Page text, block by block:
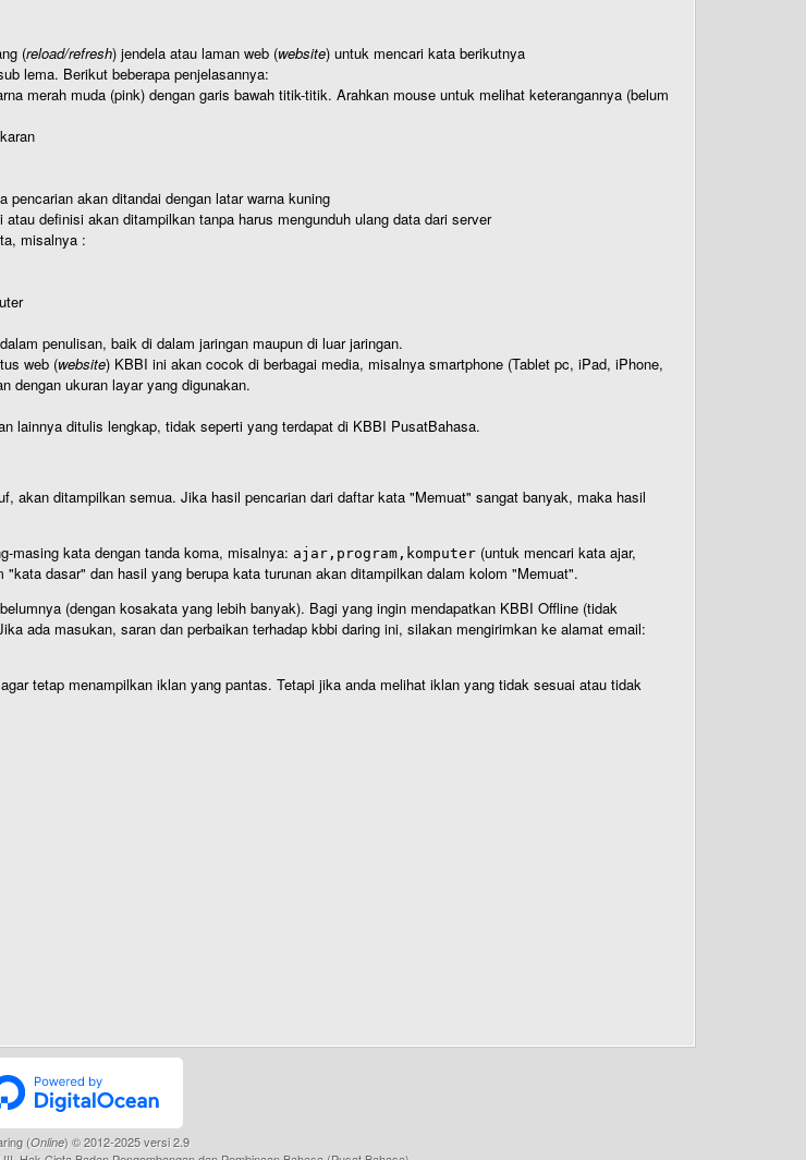
(reload/refresh) jendela atau laman web (website) untuk mencari kata berikutnya
lema. Berikut beberapa penjelasannya:
merah muda (pink) dengan garis bawah titik-titik. Arahkan mouse untuk melihat keterangannya (belum
akan ditandai dengan latar warna kuning
definisi akan ditampilkan tanpa harus mengunduh ulang data dari server
misalnya :
penulisan, baik di dalam jaringan maupun di luar jaringan.
web (website) KBBI ini akan cocok di berbagai media, misalnya smartphone (Tablet pc, iPad, iPhone,
dengan ukuran layar yang digunakan.
lainnya ditulis lengkap, tidak seperti yang terdapat di KBBI PusatBahasa.
akan ditampilkan semua. Jika hasil pencarian dari daftar kata "Memuat" sangat banyak, maka hasil
masing kata dengan tanda koma, misalnya: ajar,program,komputer (untuk mencari kata ajar,
dasar" dan hasil yang berupa kata turunan akan ditampilkan dalam kolom "Memuat".
(dengan kosakata yang lebih banyak). Bagi yang ingin mendapatkan KBBI Offline (tidak
ada masukan, saran dan perbaikan terhadap kbbi daring ini, silakan mengirimkan ke alamat email:
tetap menampilkan iklan yang pantas. Tetapi jika anda melihat iklan yang tidak sesuai atau tidak
(Online) © 2012-2025 versi 2.9